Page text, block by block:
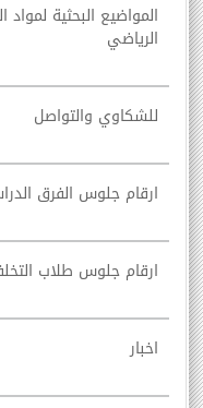
المواضيع البحثية لمواد
الرياضي
للشكاوي والتواصل
ارقام جلوس الفرق
ارقام جلوس طلاب
اخبار